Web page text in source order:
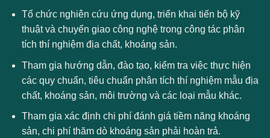
Tổ chức nghiên cứu ứng dụng, triển khai tiến bộ kỹ
thuật và chuyển giao công nghệ trong công tác phân
tích thí nghiệm địa chất, khoáng sản.
Tham gia hướng dẫn, đào tạo, kiểm tra việc thực hiện
các quy chuẩn, tiêu chuẩn phân tích thí nghiệm mẫu địa
chất, khoáng sản, môi trường và các loại mẫu khác.
Tham gia xác định chi phí đánh giá tiềm năng khoáng
sản, chi phí thăm dò khoáng sản phải hoàn trả.